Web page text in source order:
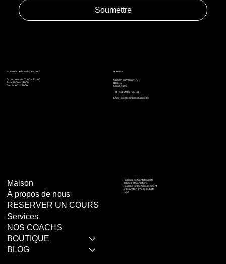
Soumettre
Adresse
Chemin du Vernay 72
Boîte 49
Gland, 1196
Tél. : +41 79 867 33 33
Email :info@spinboxstudio.com
Horaires de la salle de sport
Du lun au ven : 7h00 – 22h00
Sam: 8h00 – 22h00
Dim: 9h00 - 21h00
Maison
À propos de nous
RESERVER UN COURS
Services
NOS COACHS
BOUTIQUE
BLOG
Politique de Confidentialité
Termes et Conditions
Politique de Remboursement
Déclaration d'Accessibilité
FAQ